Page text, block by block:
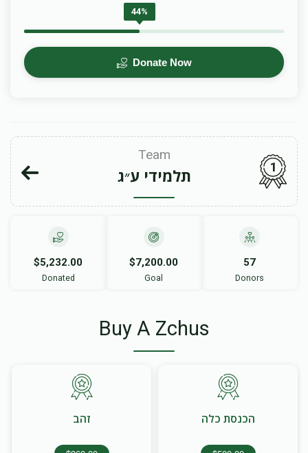
44%
Donate Now
Team
תלמידי ע״ג 1
$5,232.00
Donated
$7,200.00
Goal
57
Donors
Buy A Zchus
הכנסת כלה זהב